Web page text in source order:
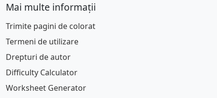
Mai multe informații
Trimite pagini de colorat
Termeni de utilizare
Drepturi de autor
Difficulty Calculator
Worksheet Generator